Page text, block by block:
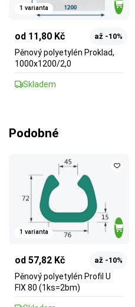
1 varianta
od 11,80 Kč až -10%
Pěnový polyetylén Proklad,
1000x1200/2,0
Skladem
Podobné
1 varianta
od 57,82 Kč až -10%
Pěnový polyetylén Profil U
FIX 80 (1ks=2bm)